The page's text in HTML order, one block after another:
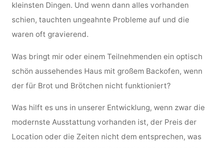
kleinsten Dingen. Und wenn dann alles vorhanden
schien, tauchten ungeahnte Probleme auf und die
waren oft gravierend.
Was bringt mir oder einem Teilnehmenden ein optisch
schön aussehendes Haus mit großem Backofen, wenn
der für Brot und Brötchen nicht funktioniert?
Was hilft es uns in unserer Entwicklung, wenn zwar die
modernste Ausstattung vorhanden ist, der Preis der
Location oder die Zeiten nicht dem entsprechen, was